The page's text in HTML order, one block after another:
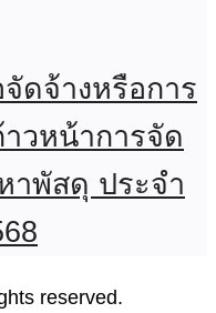
ดจ้างหรือการ
วหน้าการจัด
าพัสดุ ประจำ
reserved.